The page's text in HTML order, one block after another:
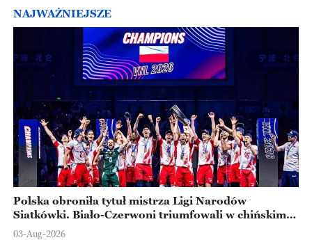
NAJWAŻNIEJSZE
Polska obroniła tytuł mistrza Ligi Narodów
Siatkówki. Biało-Czerwoni triumfowali w chińskim
Ningbo
03-Aug-2026